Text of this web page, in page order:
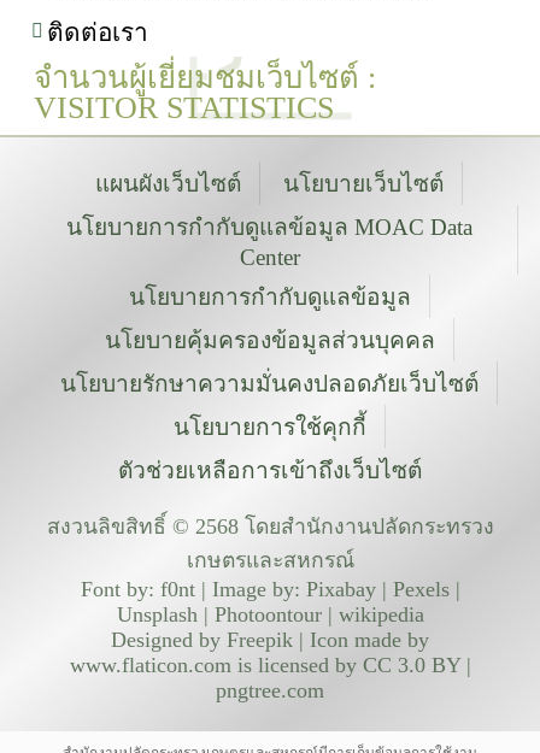
ติดต่อเรา
จำนวนผู้เยี่ยมชมเว็บไซต์ :
VISITOR STATISTICS
แผนผังเว็บไซต์
นโยบายเว็บไซต์
นโยบายการกำกับดูแลข้อมูล MOAC Data
Center
นโยบายการกำกับดูแลข้อมูล
นโยบายคุ้มครองข้อมูลส่วนบุคคล
นโยบายรักษาความมั่นคงปลอดภัยเว็บไซต์
นโยบายการใช้คุกกี้
ตัวช่วยเหลือการเข้าถึงเว็บไซต์
สงวนลิขสิทธิ์ © 2568 โดยสำนักงานปลัดกระทรวง
เกษตรและสหกรณ์
Font by: f0nt | Image by: Pixabay | Pexels |
Unsplash | Photoontour | wikipedia
Designed by Freepik | Icon made by
www.flaticon.com is licensed by CC 3.0 BY |
pngtree.com